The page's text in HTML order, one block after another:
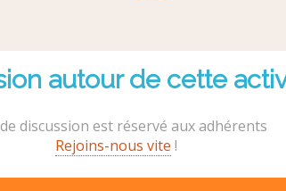
autour de cette
discussion est réservé aux adhérents
Rejoins-nous vite !